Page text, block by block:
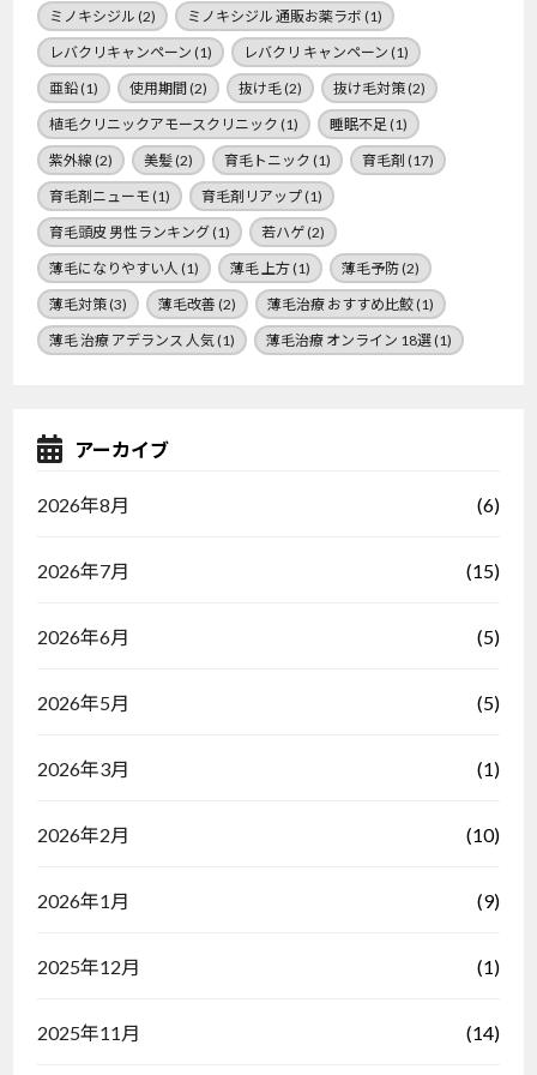
ミノキシジル (2) ミノキシジル 通販お薬ラボ (1)
レバクリキャンペーン (1) レバクリ キャンペーン (1)
亜鉛(1) 使用期間 (2) 抜け毛(2) 抜け毛対策(2)
植毛クリニックアモースクリニック (1) 睡眠不足 (1)
紫外線(2) 美髪(2) 育毛トニック (1) 育毛剤 (17)
育毛剤ニューモ (1) 育毛剤リアップ(1)
育毛頭皮 男性ランキング(1) 若ハゲ(2)
薄毛になりやすい人 (1) 薄毛 上方(1) 薄毛予防(2)
薄毛対策(3) 薄毛改善 (2) 薄毛治療 おすすめ比鮫(1)
薄毛 治療 アデランス 人気(1) 薄毛治療 オンライン 18選(1)
アーカイブ
2026年8月 (6)
2026年7月 (15)
2026年6月 (5)
2026年5月 (5)
2026年3月 (1)
2026年2月 (10)
2026年1月 (9)
2025年12月 (1)
2025年11月 (14)